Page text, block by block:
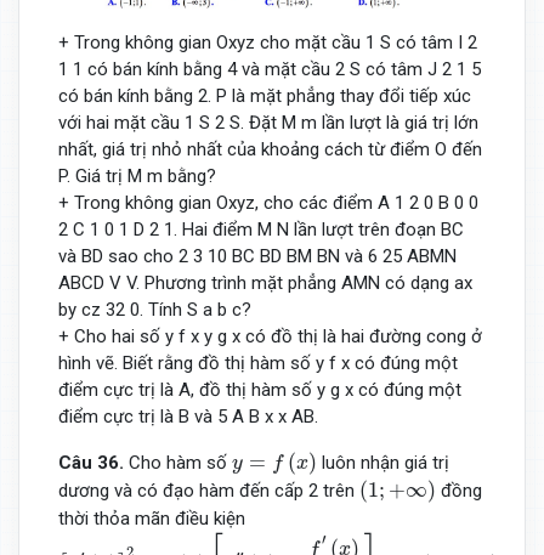
+ Trong không gian Oxyz cho mặt cầu 1 S có tâm I 2
1 1 có bán kính bằng 4 và mặt cầu 2 S có tâm J 2 1 5
có bán kính bằng 2. P là mặt phẳng thay đổi tiếp xúc
với hai mặt cầu 1 S 2 S. Đặt M m lần lượt là giá trị lớn
nhất, giá trị nhỏ nhất của khoảng cách từ điểm O đến
P. Giá trị M m bằng?
+ Trong không gian Oxyz, cho các điểm A 1 2 0 B 0 0
2 C 1 0 1 D 2 1. Hai điểm M N lần lượt trên đoạn BC
và BD sao cho 2 3 10 BC BD BM BN và 6 25 ABMN
ABCD V V. Phương trình mặt phẳng AMN có dạng ax
by cz 32 0. Tính S a b c?
+ Cho hai số y f x y g x có đồ thị là hai đường cong ở
hình vẽ. Biết rằng đồ thị hàm số y f x có đúng một
điểm cực trị là A, đồ thị hàm số y g x có đúng một
điểm cực trị là B và 5 A B x x AB.
Câu 36. Cho hàm số y = f (x)
x)
luôn nhận giá trị
dương và có đạo hàm đến cấp 2 trên (1; +∞)
(1 + ∞
đồng
thời thỏa mãn điều kiện
f′ (x)
[f′(x )]2+f(x)[ f″(x) −f′( x + 1